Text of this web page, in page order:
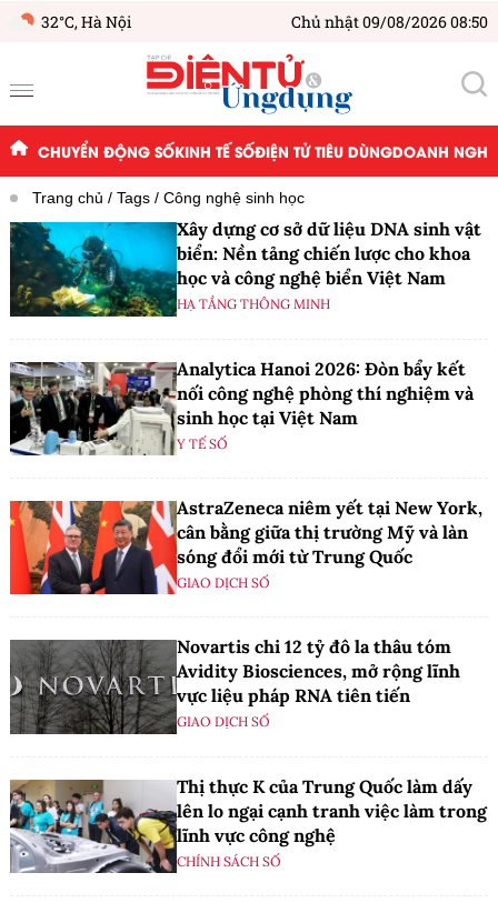
32°C,Hà Nội Chủ nhật 09/08/2026 08:50
CHUYỂN ĐỘNG SỐKINH TẾ SỐĐIỆN TỬ TIÊU DÙNGDOANH
Trang chủ Tags Công nghệ sinh học
Xây dựng cơ sở dữ liệu DNA sinh vật
biển: Nền tảng chiến lược cho khoa
học và công nghệ biển Việt Nam
HẠ TẦNG THÔNG MINH
Analytica Hanoi 2026: Đòn bẩy kết
nối công nghệ phòng thí nghiệm và
sinh học tại Việt Nam
Y TẾ SỐ
AstraZeneca niêm yết tại New York,
cân bằng giữa thị trường Mỹ và làn
sóng đổi mới từ Trung Quốc
GIAO DỊCH SỐ
Novartis chi 12 tỷ đô la thâu tóm
Avidity Biosciences, mở rộng lĩnh
vực liệu pháp RNA tiên tiến
GIAO DỊCH SỐ
Thị thực K của Trung Quốc làm dấy
lên lo ngại cạnh tranh việc làm trong
lĩnh vực công nghệ
CHÍNH SÁCH SỐ